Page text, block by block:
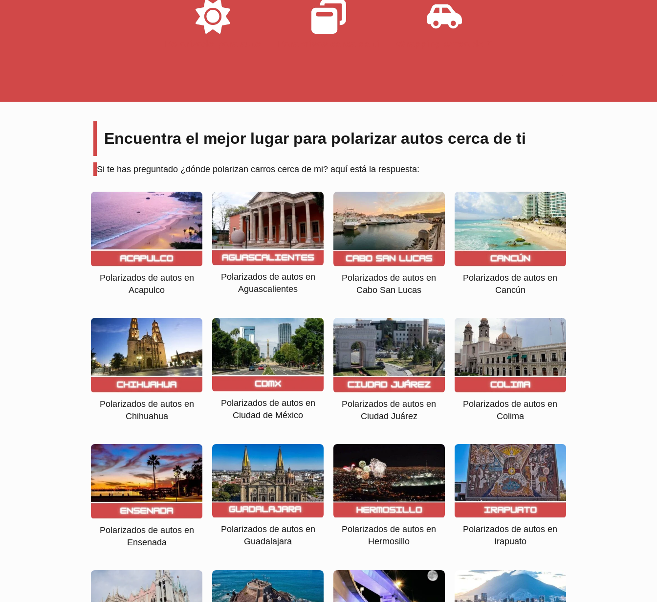
Encuentra el mejor lugar para polarizar autos cerca de ti
Si te has preguntado ¿dónde polarizan carros cerca de mi? aquí está la respuesta:
Polarizados de autos en
Acapulco
Polarizados de autos en
Aguascalientes
Polarizados de autos en
Cabo San Lucas
Polarizados de autos en
Cancún
Polarizados de autos en
Chihuahua
Polarizados de autos en
Ciudad de México
Polarizados de autos en
Ciudad Juárez
Polarizados de autos en
Colima
Polarizados de autos en
Ensenada
Polarizados de autos en
Guadalajara
Polarizados de autos en
Hermosillo
Polarizados de autos en
Irapuato